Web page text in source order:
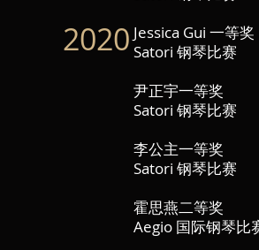
Jessica Gui 一等奖
Satori 钢琴比赛
尹正宇一等奖
Satori 钢琴比赛
李公主一等奖
Satori 钢琴比赛
霍思燕二等奖
Aegio 国际钢琴比
2020